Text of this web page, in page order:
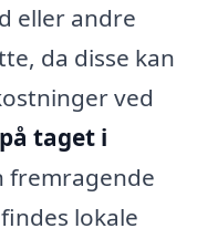
eller andre
da disse kan
ved
taget i
fremragende
lokale